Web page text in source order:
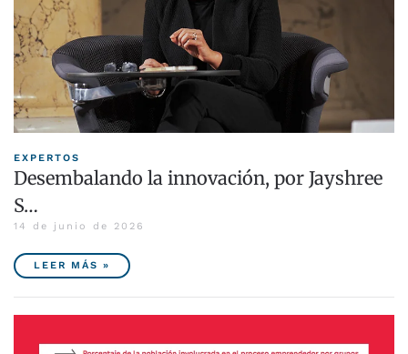
EXPERTOS
Desembalando la innovación, por Jayshree
S…
14 de junio de 2026
LEER MÁS »